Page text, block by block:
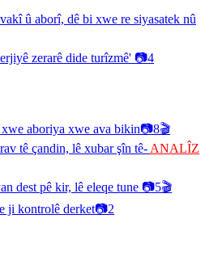
û aborî, dê bi xwe re siyasatek nû
zerarê dide turîzmê' 📷4
aboriya xwe ava bikin📷8🎬
tê çandin, lê xubar şîn tê- ANALÎZ
dest pê kir, lê eleqe tune 📷5🎬
ji kontrolê derket📷2